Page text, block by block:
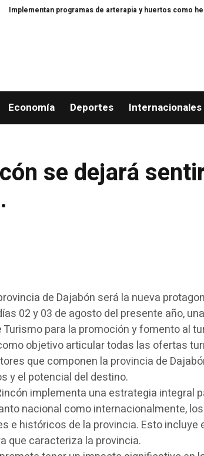
programas de arterapia y huertos como
Economía Deportes Internacionales
se dejará
de Dajabón será la nueva
02 y 03 de agosto del presente año,
Turismo para la promoción y fomento al
objetivo articular todas las ofertas
que componen la provincia de
y el potencial del destino.
implementa una estrategia integral
nacional como internacionalmente,
e históricos de la provincia. Esto incluye
que caracteriza la provincia.